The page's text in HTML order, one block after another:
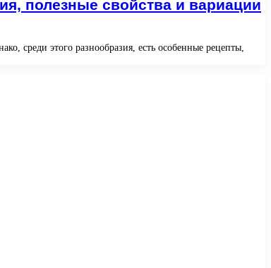
полезные свойства и вариации
среди этого разнообразия, есть особенные рецепты,